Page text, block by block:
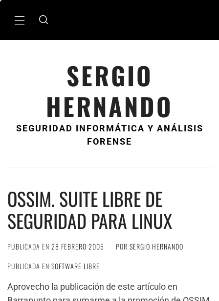
MenÃº
SERGIO
HERNANDO
SEGURIDAD INFORMÁTICA Y ANÁLISIS
FORENSE
OSSIM. SUITE LIBRE DE
SEGURIDAD PARA LINUX
PUBLICADA EN 28 FEBRERO 2005 POR SERGIO HERNANDO
PUBLICADA EN SOFTWARE LIBRE
Aprovecho la publicación de este artículo en